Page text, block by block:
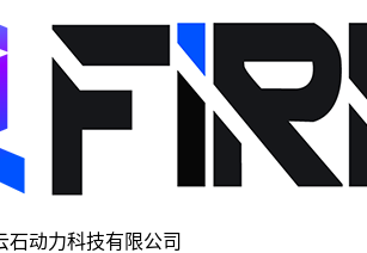
石动力科技有限公司